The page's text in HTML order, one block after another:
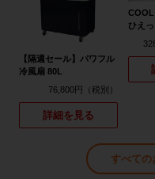
【隔週セール】パワフル
冷風扇 80L
76,800円
詳細を見る
ひえ
すべての